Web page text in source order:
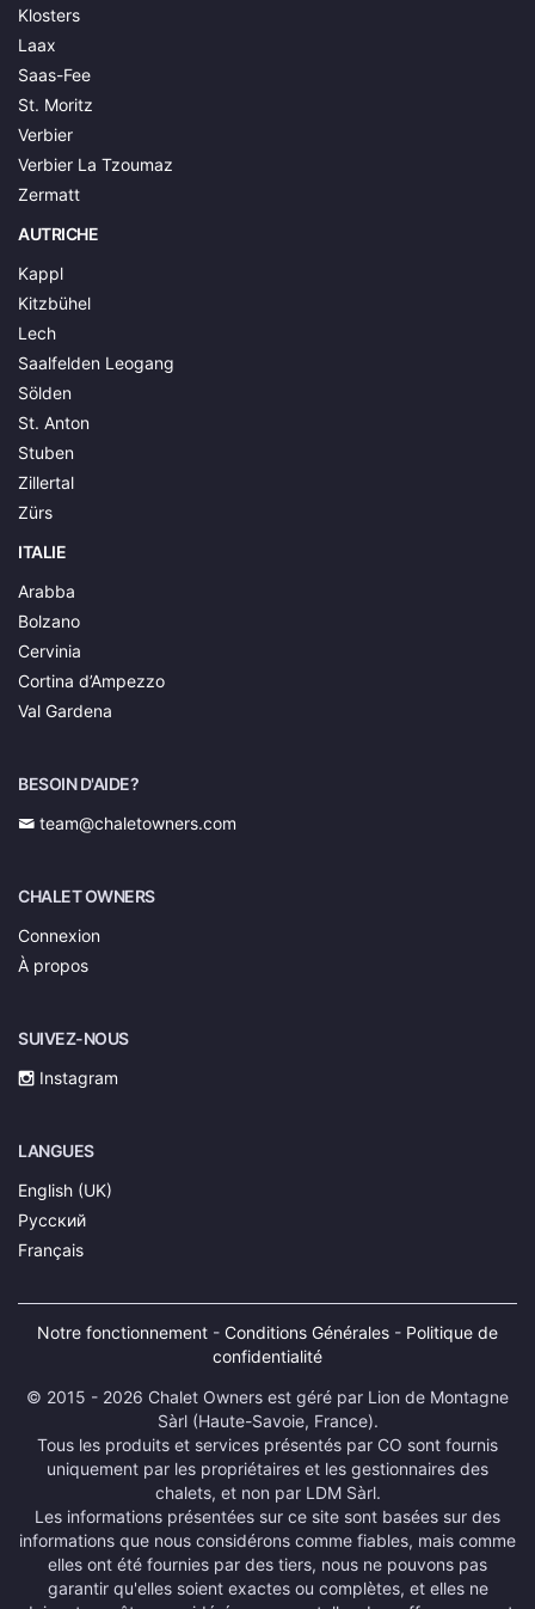
Klosters
Laax
Saas-Fee
St. Moritz
Verbier
Verbier La Tzoumaz
Zermatt
AUTRICHE
Kappl
Kitzbühel
Lech
Saalfelden Leogang
Sölden
St. Anton
Stuben
Zillertal
Zürs
ITALIE
Arabba
Bolzano
Cervinia
Cortina d’Ampezzo
Val Gardena
BESOIN D'AIDE?
team@chaletowners.com
CHALET OWNERS
Connexion
À propos
SUIVEZ-NOUS
Instagram
LANGUES
English (UK)
Русский
Français
Notre fonctionnement - Conditions Générales - Politique de
confidentialité
© 2015 - 2026 Chalet Owners est géré par Lion de Montagne
Sàrl (Haute-Savoie, France).
Tous les produits et services présentés par CO sont fournis
uniquement par les propriétaires et les gestionnaires des
chalets, et non par LDM Sàrl.
Les informations présentées sur ce site sont basées sur des
informations que nous considérons comme fiables, mais comme
elles ont été fournies par des tiers, nous ne pouvons pas
garantir qu'elles soient exactes ou complètes, et elles ne